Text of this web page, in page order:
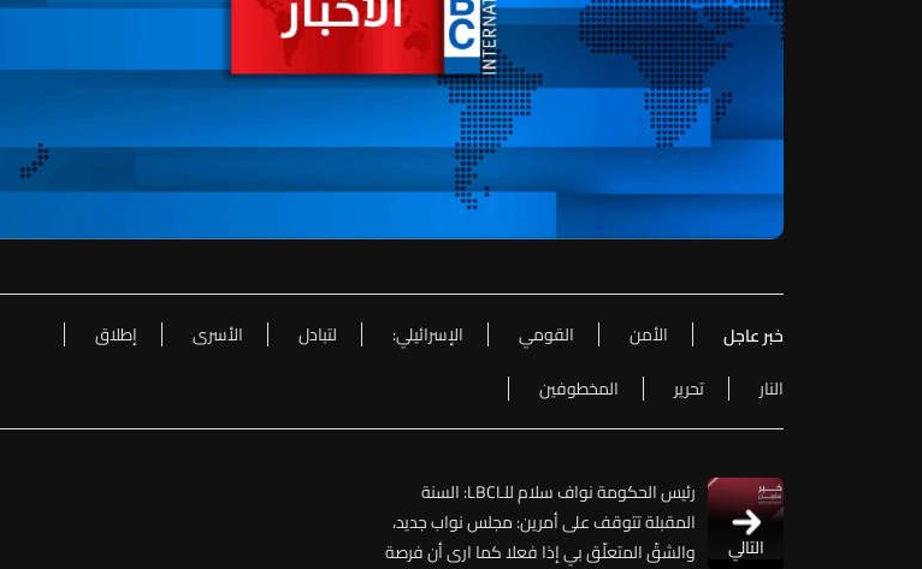
خبر عاجل الأمن القومي الإسرائيلي: لتبادل الأسرى
إطلاق
النار
تحرير المخطوفين
التالي
رئيس الحكومة نواف سلام للـLBCI: السنة
المقبلة تتوقف على أمرين: مجلس نواب جديد،
والشقّ المتعلّق بي إذا فعلا كما ارى أن فرصة